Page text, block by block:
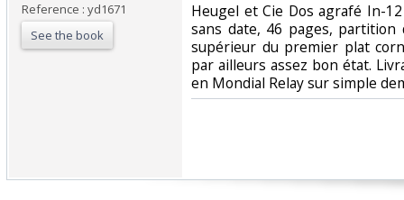
Reference : yd1671
See the book
‎Heugel et Cie Dos agrafé In-
sans date, 46 pages,
supérieur du premier plat
par ailleurs assez bon état.
en Mondial Relay sur simple